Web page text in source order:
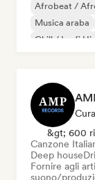
Afrobeat /
Musica araba
Chill / Lo-fi
&gt; 600
Canzone
Deep house
Fornire agli
suono/